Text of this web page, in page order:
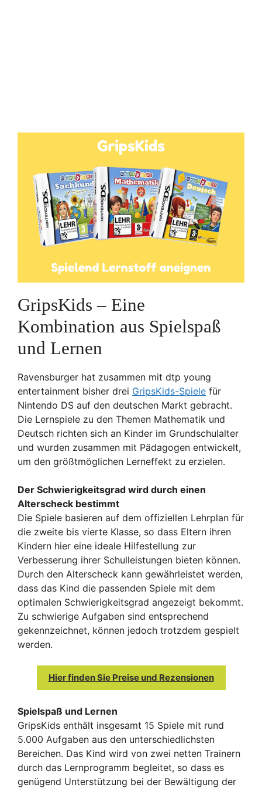
GripsKids – Eine
Kombination aus Spielspaß
und Lernen
Ravensburger hat zusammen mit dtp young
entertainment bisher drei GripsKids-Spiele für
Nintendo DS auf den deutschen Markt gebracht.
Die Lernspiele zu den Themen Mathematik und
Deutsch richten sich an Kinder im Grundschulalter
und wurden zusammen mit Pädagogen entwickelt,
um den größtmöglichen Lerneffekt zu erzielen.
Der Schwierigkeitsgrad wird durch einen
Alterscheck bestimmt
Die Spiele basieren auf dem offiziellen Lehrplan für
die zweite bis vierte Klasse, so dass Eltern ihren
Kindern hier eine ideale Hilfestellung zur
Verbesserung ihrer Schulleistungen bieten können.
Durch den Alterscheck kann gewährleistet werden,
dass das Kind die passenden Spiele mit dem
optimalen Schwierigkeitsgrad angezeigt bekommt.
Zu schwierige Aufgaben sind entsprechend
gekennzeichnet, können jedoch trotzdem gespielt
werden.
Hier finden Sie Preise und Rezensionen
Spielspaß und Lernen
GripsKids enthält insgesamt 15 Spiele mit rund
5.000 Aufgaben aus den unterschiedlichsten
Bereichen. Das Kind wird von zwei netten Trainern
durch das Lernprogramm begleitet, so dass es
genügend Unterstützung bei der Bewältigung der